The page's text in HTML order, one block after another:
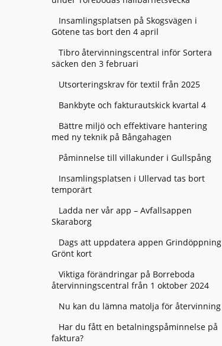
Insamlingsplatsen på Skogsvägen i
Götene tas bort den 4 april
Tibro återvinningscentral inför Sortera
säcken den 3 februari
Utsorteringskrav för textil från 2025
Bankbyte och fakturautskick kvartal 4
Bättre miljö och effektivare hantering
med ny teknik på Bångahagen
Påminnelse till villakunder i Gullspång
Insamlingsplatsen i Ullervad tas bort
temporärt
Ladda ner vår app – Avfallsappen
Skaraborg
Dags att uppdatera appen Grindöppning
Grönt kort
Viktiga förändringar på Borreboda
återvinningscentral från 1 oktober 2024
Nu kan du lämna matolja för återvinning
Har du fått en betalningspåminnelse på
faktura?